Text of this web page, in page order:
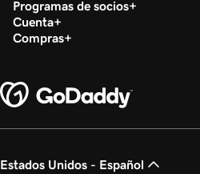
Programas de socios
Cuenta
Compras
Estados Unidos - Español